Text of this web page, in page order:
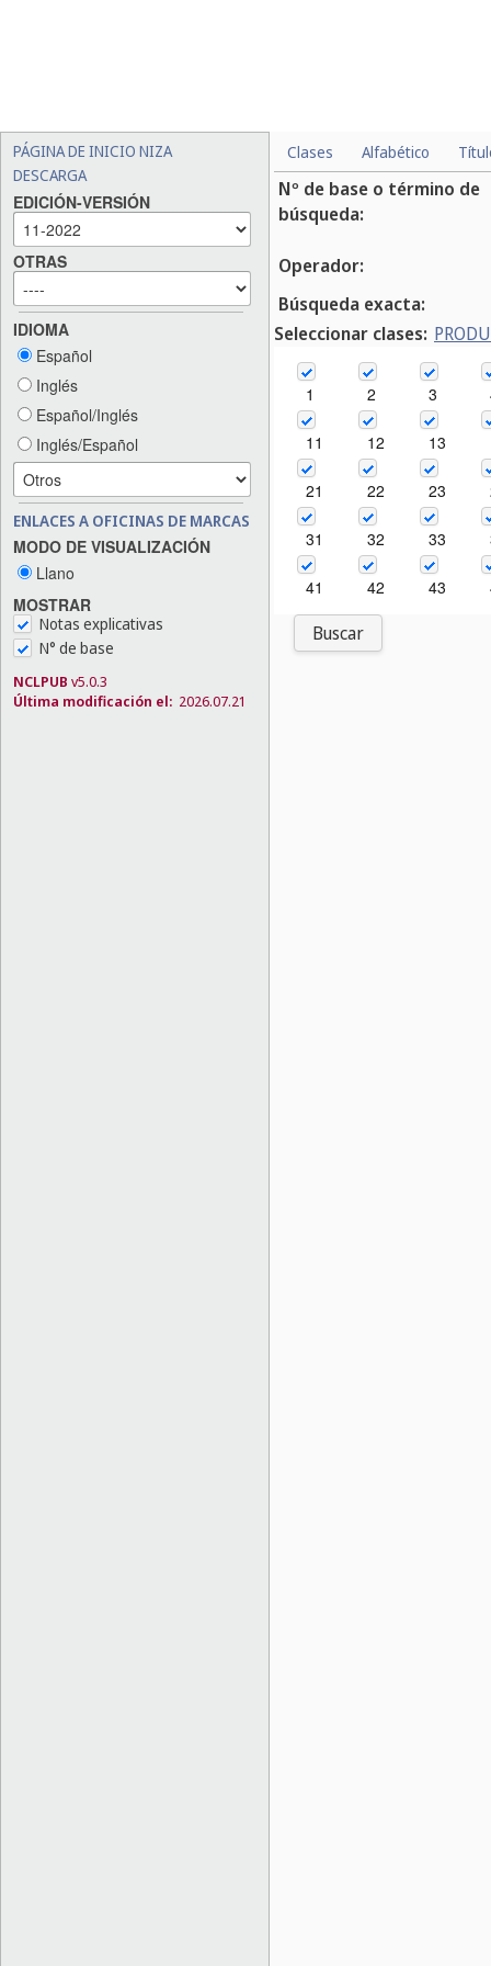
PÁGINA DE INICIO NIZA
DESCARGA
EDICIÓN-VERSIÓN
OTRAS
IDIOMA
Español
Inglés
Español/Inglés
Inglés/Español
ENLACES A OFICINAS DE MARCAS
MODO DE VISUALIZACIÓN
Llano
MOSTRAR
Notas explicativas
N° de base
NCLPUB v5.0.3
Última modificación el: 2026.07.21
Clases Alfabético
Nº de base o término de
búsqueda:
Operador:
Búsqueda exacta:
Seleccionar clases:
1 2 3
11 12 13
21 22 23
31 32 33
41 42 43
Buscar